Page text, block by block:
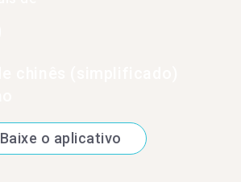
Baixe o aplicativo